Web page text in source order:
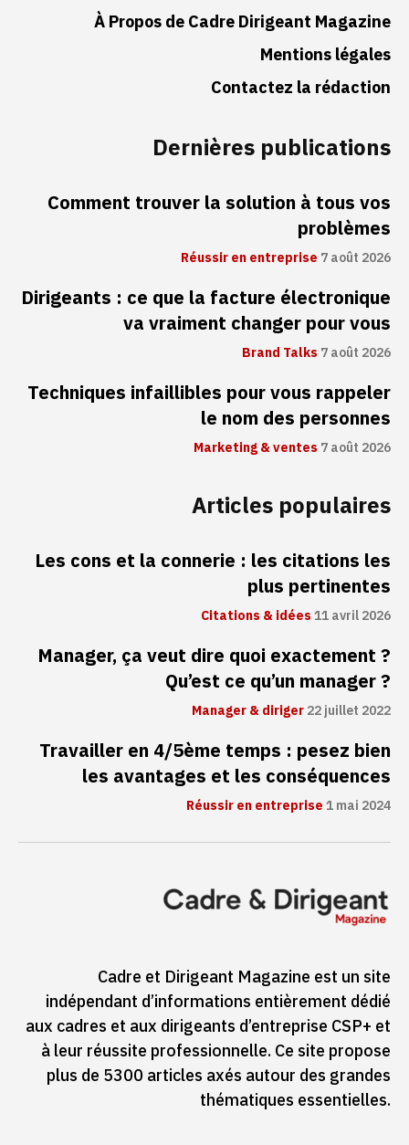
À Propos de Cadre Dirigeant Magazine
Mentions légales
Contactez la rédaction
Dernières publications
Comment trouver la solution à tous vos
problèmes
Réussir en entreprise 7 août 2026
Dirigeants : ce que la facture électronique
va vraiment changer pour vous
Brand Talks7 août 2026
Techniques infaillibles pour vous rappeler
le nom des personnes
Marketing & ventes7 août 2026
Articles populaires
Les cons et la connerie : les citations les
plus pertinentes
Citations & idées11 avril 2026
Manager, ça veut dire quoi exactement ?
Qu’est ce qu’un manager ?
Manager & diriger22 juillet 2022
Travailler en 4/5ème temps : pesez bien
les avantages et les conséquences
Réussir en entreprise1 mai 2024
Cadre et Dirigeant Magazine est un site
indépendant d’informations entièrement dédié
aux cadres et aux dirigeants d’entreprise CSP+ et
à leur réussite professionnelle. Ce site propose
plus de 5300 articles axés autour des grandes
thématiques essentielles.